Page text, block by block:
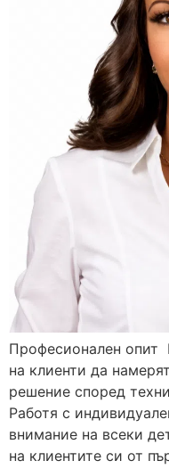
Професионален опит
на клиенти да
решение според
Работя с
внимание на всеки
на клиентите си от